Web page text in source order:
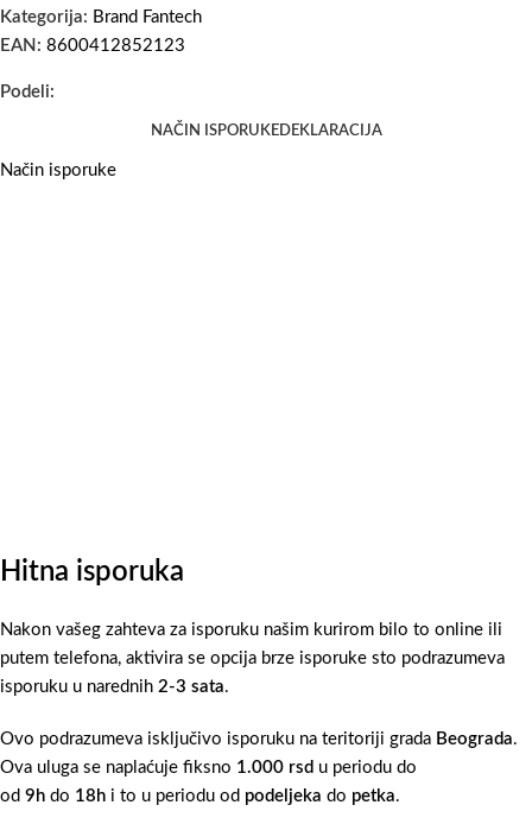
Kategorija: Brand Fantech
EAN: 8600412852123
Podeli:
NAČIN ISPORUKEDEKLARACIJA
Način isporuke
Hitna isporuka
Nakon vašeg zahteva za isporuku našim kurirom bilo to online ili
putem telefona, aktivira se opcija brze isporuke sto podrazumeva
isporuku u narednih 2-3 sata.
Ovo podrazumeva isključivo isporuku na teritoriji grada Beograda.
Ova uluga se naplaćuje fiksno 1.000 rsd u periodu do
od 9h do 18h i to u periodu od podeljeka do petka.